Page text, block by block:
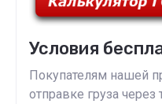
Условия
Покупателям нашей
отправке груза